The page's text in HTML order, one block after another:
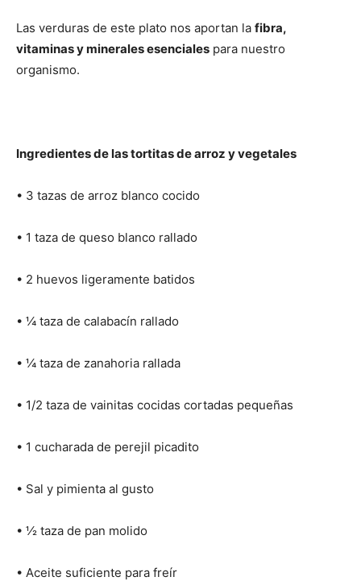
Las verduras de este plato nos aportan la fibra,
vitaminas y minerales esenciales para nuestro
organismo.
Ingredientes de las tortitas de arroz y vegetales
• 3 tazas de arroz blanco cocido
• 1 taza de queso blanco rallado
• 2 huevos ligeramente batidos
• ¼ taza de calabacín rallado
• ¼ taza de zanahoria rallada
• 1/2 taza de vainitas cocidas cortadas pequeñas
• 1 cucharada de perejil picadito
• Sal y pimienta al gusto
• ½ taza de pan molido
• Aceite suficiente para freír